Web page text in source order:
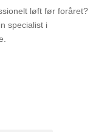
løft før foråret?
specialist i